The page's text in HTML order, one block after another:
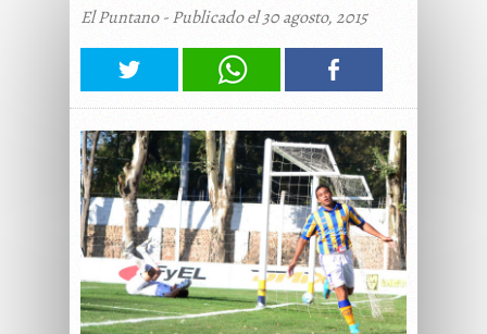
El Puntano - Publicado el 30 agosto, 2015